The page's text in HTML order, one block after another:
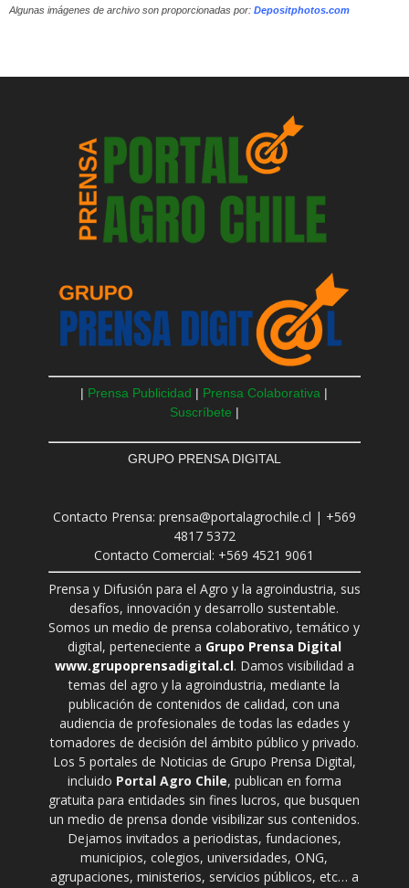
Algunas imágenes de archivo son proporcionadas por: Depositphotos.com
| Prensa Publicidad | Prensa Colaborativa |
Suscríbete |
GRUPO PRENSA DIGITAL
Contacto Prensa: prensa@portalagrochile.cl | +569
4817 5372
Contacto Comercial: +569 4521 9061
Prensa y Difusión para el Agro y la agroindustria, sus
desafíos, innovación y desarrollo sustentable.
Somos un medio de prensa colaborativo, temático y
digital, perteneciente a Grupo Prensa Digital
www.grupoprensadigital.cl. Damos visibilidad a
temas del agro y la agroindustria, mediante la
publicación de contenidos de calidad, con una
audiencia de profesionales de todas las edades y
tomadores de decisión del ámbito público y privado.
Los 5 portales de Noticias de Grupo Prensa Digital,
incluido Portal Agro Chile, publican en forma
gratuita para entidades sin fines lucros, que busquen
un medio de prensa donde visibilizar sus contenidos.
Dejamos invitados a periodistas, fundaciones,
municipios, colegios, universidades, ONG,
agrupaciones, ministerios, servicios públicos, etc… a